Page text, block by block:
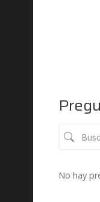
No hay